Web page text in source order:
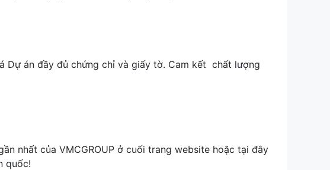
Dự án đầy đủ chứng chỉ và giấy tờ. Cam kết chất lượng
nhất của VMCGROUP ở cuối trang website hoặc tại đây
quốc!